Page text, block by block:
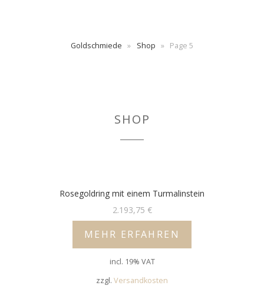
Goldschmiede » Shop » Page 5
SHOP
Rosegoldring mit einem Turmalinstein
2.193,75 €
MEHR ERFAHREN
incl. 19% VAT
zzgl. Versandkosten